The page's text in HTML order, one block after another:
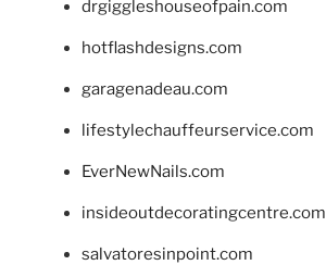
drgiggleshouseofpain.com
hotflashdesigns.com
garagenadeau.com
lifestylechauffeurservice.com
EverNewNails.com
insideoutdecoratingcentre.com
salvatoresinpoint.com